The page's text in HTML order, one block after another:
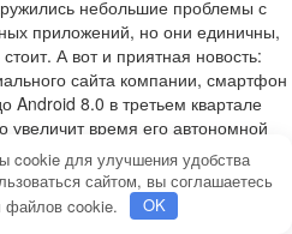
небольшие проблемы с
приложений, но они единичны,
А вот и приятная новость:
сайта компании, смартфон
Android 8.0 в третьем квартале
увеличит время его автономной
cookie для улучшения удобства
сайтом, вы соглашаетесь
файлов cookie.
OK